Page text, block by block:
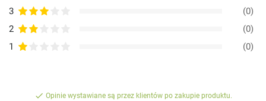
3
(0)
2
(0)
1
(0)
done Opinie wystawiane są przez klientów po zakupie produktu.